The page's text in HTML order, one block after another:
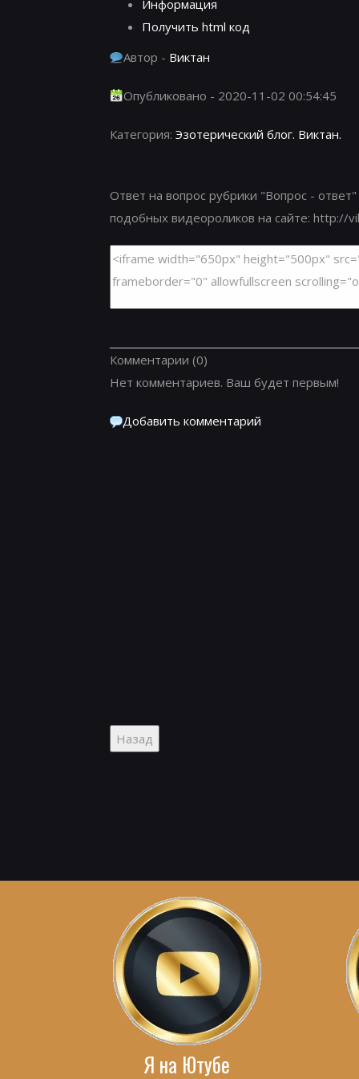
Информация
Получить html код
Автор - Виктан
Опубликовано - 2020-11-02 00:54:45
Категория: Эзотерический блог. Виктан.
Ответ на вопрос рубрики "Вопрос -
подобных видеороликов на сайте: http://
Комментарии (0)
Нет комментариев. Ваш будет первым!
Добавить комментарий
Я на Ютубе